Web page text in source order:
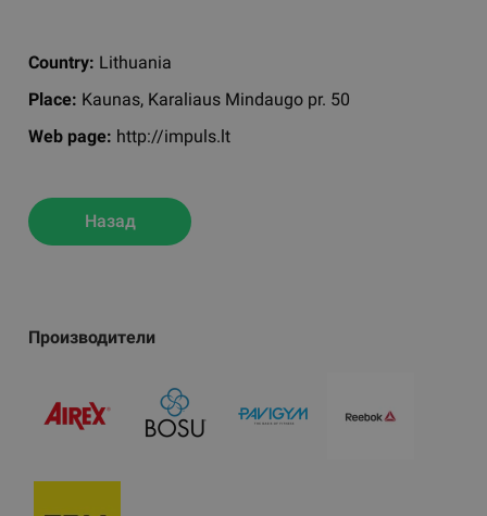
Производители
Country: Lithuania
Place: Kaunas, Karaliaus Mindaugo pr. 50
Web page: http://impuls.lt
Назад